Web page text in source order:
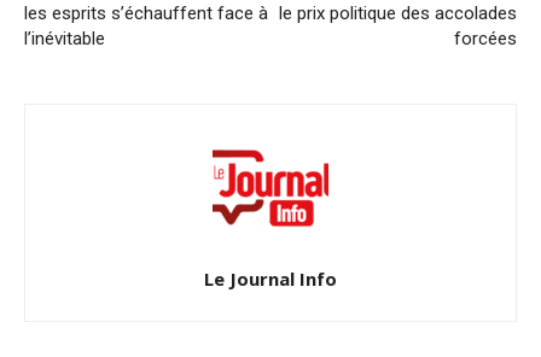
les esprits s’échauffent face à
l’inévitable
le prix politique des accolades
forcées
Le Journal Info